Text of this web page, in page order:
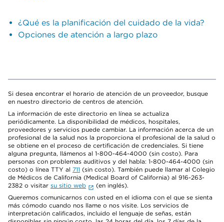
¿Qué es la planificación del cuidado de la vida?
Opciones de atención a largo plazo
Si desea encontrar el horario de atención de un proveedor, busque
en nuestro directorio de centros de atención.
La información de este directorio en línea se actualiza
periódicamente. La disponibilidad de médicos, hospitales,
proveedores y servicios puede cambiar. La información acerca de un
profesional de la salud nos la proporciona el profesional de la salud o
se obtiene en el proceso de certificación de credenciales. Si tiene
alguna pregunta, llámenos al 1-800-464-4000 (sin costo). Para
personas con problemas auditivos y del habla: 1-800-464-4000 (sin
costo) o línea TTY al 711 (sin costo). También puede llamar al Colegio
de Médicos de California (Medical Board of California) al 916-263-
2382 o visitar su sitio web
(en inglés).
Queremos comunicarnos con usted en el idioma con el que se sienta
más cómodo cuando nos llame o nos visite. Los servicios de
interpretación calificados, incluido el lenguaje de señas, están